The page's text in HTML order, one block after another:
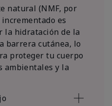
natural (NMF, por
es
la hidratación de la
barrera cutánea, lo
proteger tu cuerpo
ambientales y la